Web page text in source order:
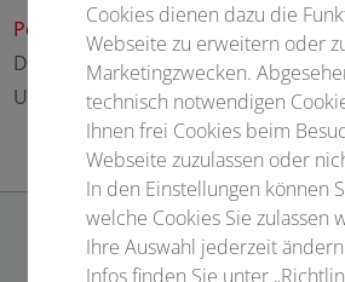
Posterpreise
Dr. med. Melissa Marie Radspieler,
Uzay Cambaz, Tübingen
KONTAKT
Cookies dienen dazu die
Webseite zu erweitern oder
Marketingzwecken.
technisch notwendigen
Ihnen frei Cookies beim
Webseite zuzulassen oder
In den Einstellungen können
welche Cookies Sie zulassen
Ihre Auswahl jederzeit
Infos finden Sie unter